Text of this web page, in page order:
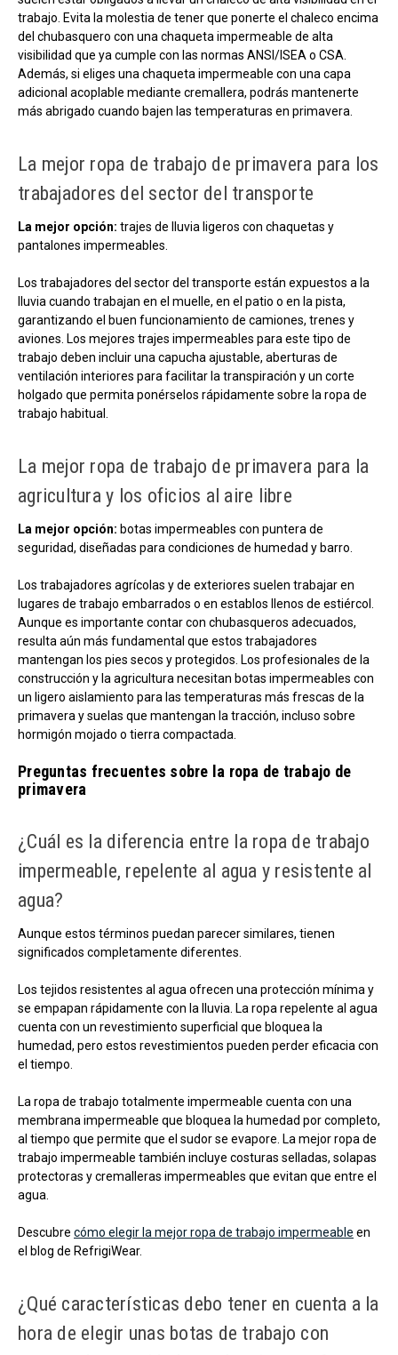
trabajo. Evita la molestia de tener que ponerte el chaleco encima
del chubasquero con una chaqueta impermeable de alta
visibilidad que ya cumple con las normas ANSI/ISEA o CSA.
Además, si eliges una chaqueta impermeable con una capa
adicional acoplable mediante cremallera, podrás mantenerte
más abrigado cuando bajen las temperaturas en primavera.
La mejor ropa de trabajo de primavera para los
trabajadores del sector del transporte
La mejor opción: trajes de lluvia ligeros con chaquetas y
pantalones impermeables.
Los trabajadores del sector del transporte están expuestos a la
lluvia cuando trabajan en el muelle, en el patio o en la pista,
garantizando el buen funcionamiento de camiones, trenes y
aviones. Los mejores trajes impermeables para este tipo de
trabajo deben incluir una capucha ajustable, aberturas de
ventilación interiores para facilitar la transpiración y un corte
holgado que permita ponérselos rápidamente sobre la ropa de
trabajo habitual.
La mejor ropa de trabajo de primavera para la
agricultura y los oficios al aire libre
La mejor opción: botas impermeables con puntera de
seguridad, diseñadas para condiciones de humedad y barro.
Los trabajadores agrícolas y de exteriores suelen trabajar en
lugares de trabajo embarrados o en establos llenos de estiércol.
Aunque es importante contar con chubasqueros adecuados,
resulta aún más fundamental que estos trabajadores
mantengan los pies secos y protegidos. Los profesionales de la
construcción y la agricultura necesitan botas impermeables con
un ligero aislamiento para las temperaturas más frescas de la
primavera y suelas que mantengan la tracción, incluso sobre
hormigón mojado o tierra compactada.
Preguntas frecuentes sobre la ropa de trabajo de
primavera
¿Cuál es la diferencia entre la ropa de trabajo
impermeable, repelente al agua y resistente al
agua?
Aunque estos términos puedan parecer similares, tienen
significados completamente diferentes.
Los tejidos resistentes al agua ofrecen una protección mínima y
se empapan rápidamente con la lluvia. La ropa repelente al agua
cuenta con un revestimiento superficial que bloquea la
humedad, pero estos revestimientos pueden perder eficacia con
el tiempo.
La ropa de trabajo totalmente impermeable cuenta con una
membrana impermeable que bloquea la humedad por completo,
al tiempo que permite que el sudor se evapore. La mejor ropa de
trabajo impermeable también incluye costuras selladas, solapas
protectoras y cremalleras impermeables que evitan que entre el
agua.
Descubre cómo elegir la mejor ropa de trabajo impermeable en
el blog de RefrigiWear.
¿Qué características debo tener en cuenta a la
hora de elegir unas botas de trabajo con